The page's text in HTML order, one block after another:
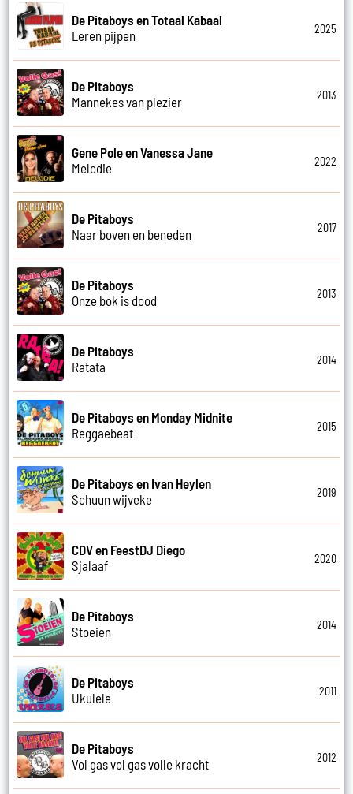
De Pitaboys en Totaal Kabaal
Leren pijpen
2025
De Pitaboys
Mannekes van plezier
2013
Gene Pole en Vanessa Jane
Melodie
2022
De Pitaboys
Naar boven en beneden
2017
De Pitaboys
Onze bok is dood
2013
De Pitaboys
Ratata
2014
De Pitaboys en Monday Midnite
Reggaebeat
2015
De Pitaboys en Ivan Heylen
Schuun wijveke
2019
CDV en FeestDJ Diego
Sjalaaf
2020
De Pitaboys
Stoeien
2014
De Pitaboys
Ukulele
2011
De Pitaboys
Vol gas vol gas volle kracht
2012